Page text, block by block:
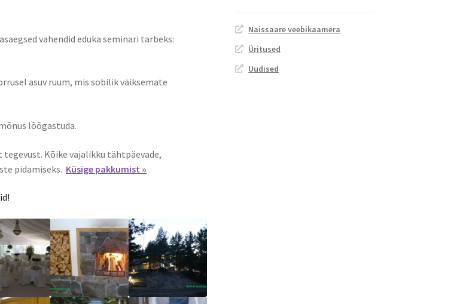
vahendid eduka seminari tarbeks:
asuv ruum, mis sobilik väiksemate
lõõgastuda.
Kõike vajalikku tähtpäevade,
pidamiseks. Küsige pakkumist »
Naissaare veebikaamera
Üritused
Uudised